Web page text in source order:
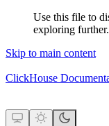
Use this file to
exploring further.
Skip to main content
ClickHouse